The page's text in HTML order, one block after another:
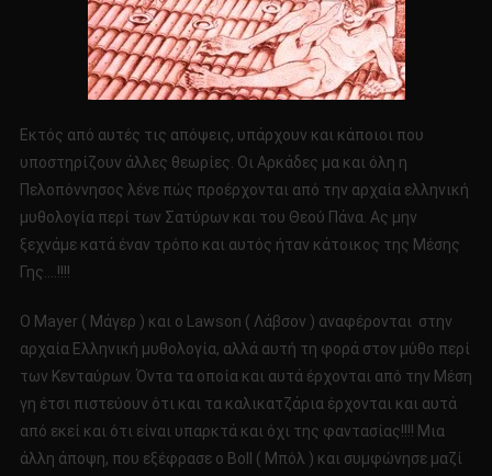
Εκτός από αυτές τις απόψεις, υπάρχουν και κάποιοι που
υποστηρίζουν άλλες θεωρίες. Οι Αρκάδες μα και όλη η
Πελοπόννησος λένε πώς προέρχονται από την αρχαία ελληνική
μυθολογία περί των Σατύρων και του Θεού Πάνα. Ας μην
ξεχνάμε κατά έναν τρόπο και αυτός ήταν κάτοικος της Μέσης
Γης….!!!!
Ο Mayer ( Μάγερ ) και ο Lawson ( Λάβσον ) αναφέρονται στην
αρχαία Ελληνική μυθολογία, αλλά αυτή τη φορά στον μύθο περί
των Κενταύρων. Όντα τα οποία και αυτά έρχονται από την Μέση
γη έτσι πιστεύουν ότι και τα καλικατζάρια έρχονται και αυτά
από εκεί και ότι είναι υπαρκτά και όχι της φαντασίας!!!! Μια
άλλη άποψη, που εξέφρασε ο Boll ( Μπόλ ) και συμφώνησε μαζί